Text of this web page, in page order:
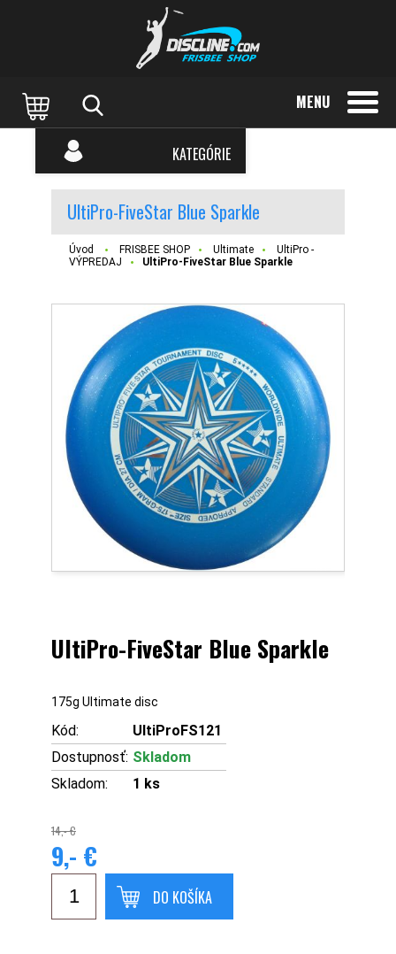
MENU
KATEGÓRIE
UltiPro-FiveStar Blue Sparkle
Úvod FRISBEE SHOP Ultimate
UltiPro -
VÝPREDAJ
UltiPro-FiveStar Blue Sparkle
UltiPro-FiveStar Blue Sparkle
175g Ultimate disc
Kód:
UltiProFS121
Dostupnosť: Skladom
Skladom:
1 ks
14,- €
9,- €
DO KOŠÍKA